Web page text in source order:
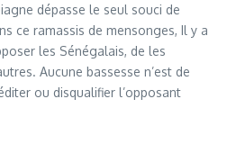
dépasse le seul souci de
ce ramassis de mensonges, Il y a
les Sénégalais, de les
Aucune bassesse n’est de
ou disqualifier l’opposant